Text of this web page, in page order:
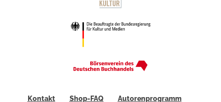
Kontakt Shop-FAQ Autorenprogramm